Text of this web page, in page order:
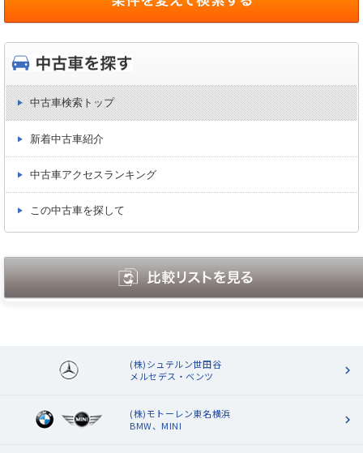
中古車検索トップ
新着中古車紹介
中古車アクセスランキング
この中古車を探して
(株)シュテルン世田谷
メルセデス・ベンツ
(株)モトーレン東名横浜
BMW、MINI